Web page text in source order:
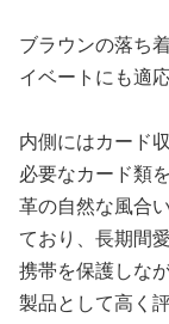
ブラウンの落ち
イベートにも適
内側にはカード
必要なカード類
革の自然な風合
ており、長期間
携帯を保護しな
製品として高く